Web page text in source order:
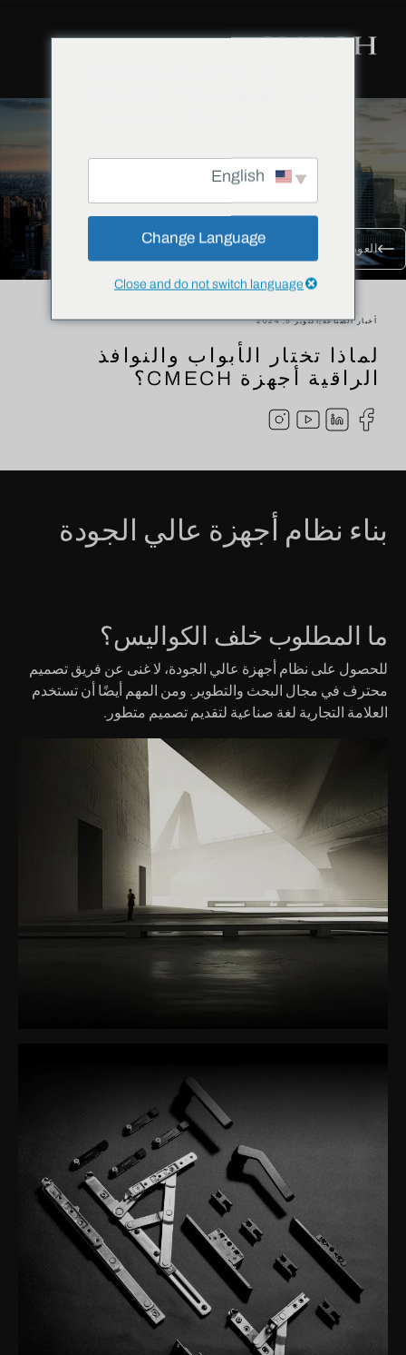
العودة إلى جميع المدونات
أخبار الصناعة|أكتوبر 5, 2024
لماذا تختار الأبواب والنوافذ
الراقية أجهزة CMECH؟
بناء نظام أجهزة عالي الجودة
ما المطلوب خلف الكواليس؟
للحصول على نظام أجهزة عالي الجودة، لا غنى عن فريق تصميم
محترف في مجال البحث والتطوير. ومن المهم أيضًا أن تستخدم
العلامة التجارية لغة صناعية لتقديم تصميم متطور.
Change Language
Close and do not switch language